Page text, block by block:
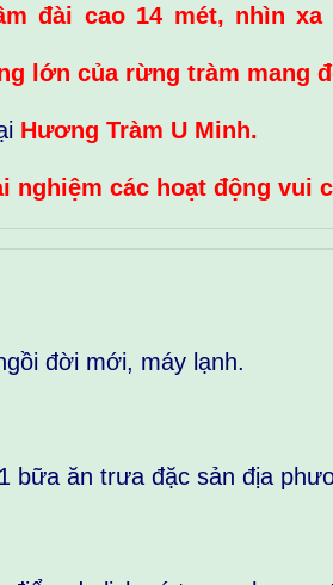
đài cao 14 mét, nhìn
lớn của rừng tràm mang
Hương Tràm U Minh.
nghiệm các hoạt động vui
đời mới, máy lạnh.
bữa ăn trưa đặc sản địa